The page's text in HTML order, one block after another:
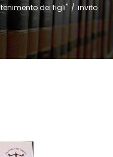
dei figli" / invito